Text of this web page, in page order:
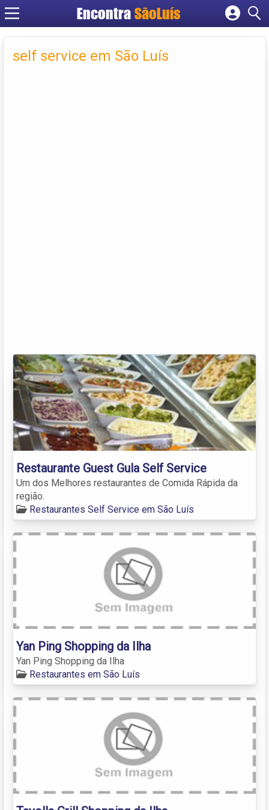
Encontra SãoLuís
Cadastrar empresa
Fazer login
Criar conta
self service em São Luís
Restaurante Guest Gula Self Service
Um dos Melhores restaurantes de Comida Rápida da
região.
Restaurantes Self Service em São Luís
Yan Ping Shopping da Ilha
Yan Ping Shopping da Ilha
Restaurantes em São Luís